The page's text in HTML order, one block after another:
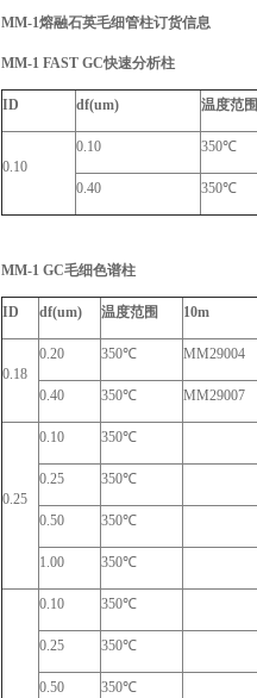
MM-1熔融石英毛细管柱订货信息
MM-1 FAST GC快速分析柱
ID df(um) 温度范围
0.10
0.10 350℃
0.40 350℃
MM-1 GC毛细色谱柱
ID df(um) 温度范围 10m
0.18
0.20 350℃ MM29004
0.40 350℃ MM29007
0.25
0.10 350℃
0.25 350℃
0.50 350℃
1.00 350℃
0.10 350℃
0.25 350℃
0.50 350℃